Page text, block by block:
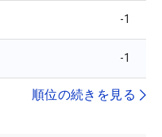
-1
-1
順位の続きを見る